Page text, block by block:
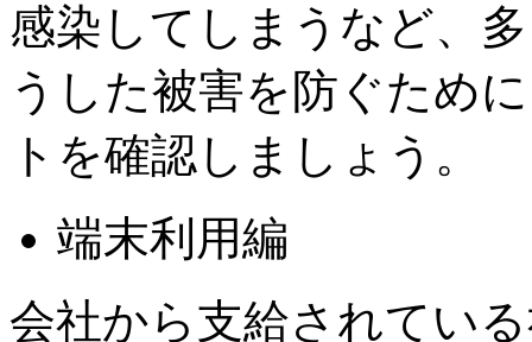
感染してしまうなど、
うした被害を防ぐため
トを確認しましょう。
端末利用編
会社から支給されてい